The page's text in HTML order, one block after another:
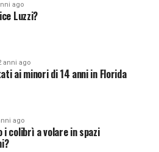
ago
Luzzi?
anni ago
ai minori di 14 anni in Florida
ago
i colibrì a volare in spazi